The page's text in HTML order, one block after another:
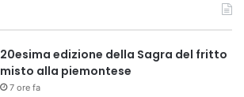
20esima edizione della Sagra del fritto
misto alla piemontese
7 ore fa